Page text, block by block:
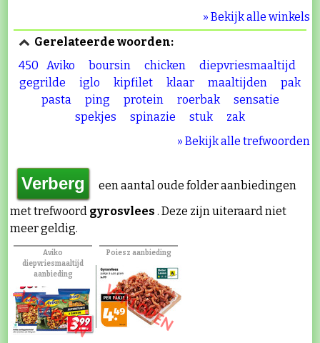
» Bekijk alle winkels
Gerelateerde woorden:
450
Aviko boursin chicken
diepvriesmaaltijd
gegrilde
iglo kipfilet klaar maaltijden
pak
pasta
ping protein roerbak
sensatie
spekjes
spinazie stuk
zak
» Bekijk alle trefwoorden
een aantal oude folder aanbiedingen
met trefwoord gyrosvlees . Deze zijn uiteraard niet
meer geldig.
Aviko
diepvriesmaaltijd
aanbieding
VERLOPEN
Poiesz aanbieding
VERLOPEN